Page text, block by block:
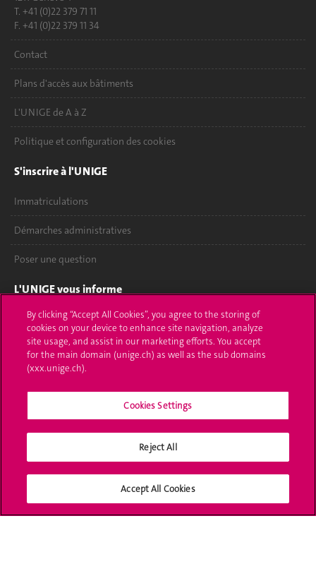
T. +41 (0)22 379 71 11
F. +41 (0)22 379 11 34
Contact
Plans d'accès aux bâtiments
L'UNIGE de A à Z
Politique et configuration des cookies
S'inscrire à l'UNIGE
Immatriculations
Démarches administratives
Poser une question
L'UNIGE vous informe
UNIGE Mobile
Médias
Offres d'emploi
Calendrier académique
Médias sociaux UNIGE
By clicking “Accept All Cookies”, you agree to the storing of
cookies on your device to enhance site navigation, analyze
site usage, and assist in our marketing efforts. You accept
for the main domain (unige.ch) as well as the sub domains
(xxx.unige.ch).
Cookies Settings
Reject All
Accept All Cookies